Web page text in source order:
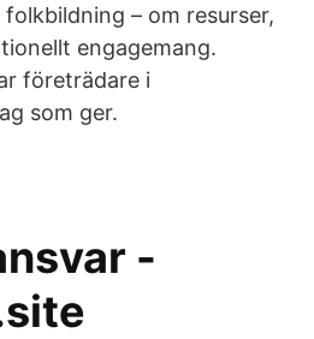
– om resurser,
engagemang.
företrädare i
som ger.
-